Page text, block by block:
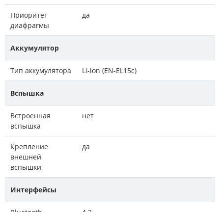
Приоритет
диафрагмы
да
Аккумулятор
Тип аккумулятора Li-ion (EN-EL15c)
Вспышка
Встроенная
вспышка
нет
Крепление
внешней
вспышки
да
Интерфейсы